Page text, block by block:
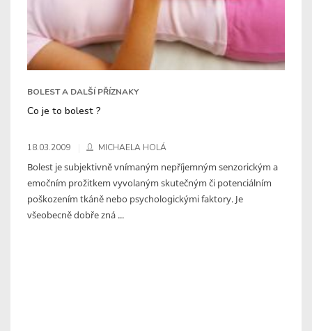
BOLEST A DALŠÍ PŘÍZNAKY
Co je to bolest ?
18.03.2009 MICHAELA HOLÁ
Bolest je subjektivně vnímaným nepříjemným senzorickým a
emočním prožitkem vyvolaným skutečným či potenciálním
poškozením tkáně nebo psychologickými faktory. Je
všeobecně dobře zná ...